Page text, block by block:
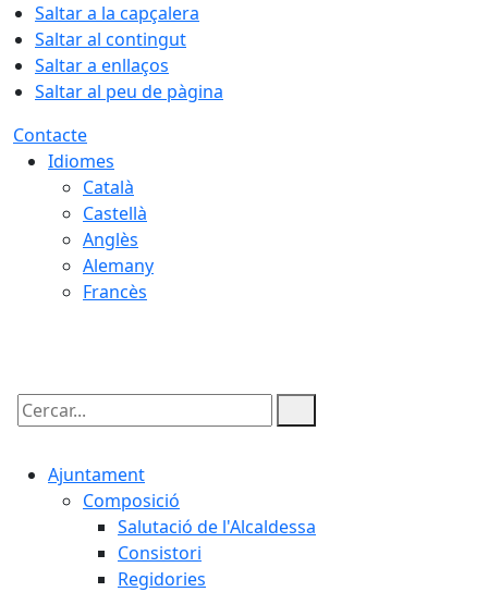
Saltar a la capçalera
Saltar al contingut
Saltar a enllaços
Saltar al peu de pàgina
Contacte
Idiomes
Català
Castellà
Anglès
Alemany
Francès
Cercar:
Ajuntament
Composició
Salutació de l'Alcaldessa
Consistori
Regidories